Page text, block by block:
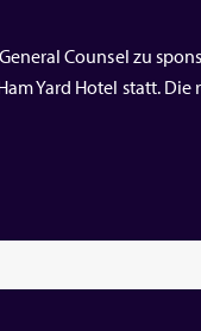
Counsel zu
Yard Hotel statt.